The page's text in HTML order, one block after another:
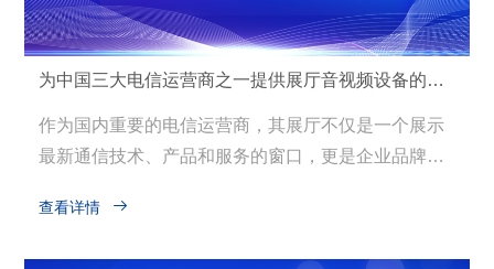
为中国三大电信运营商之一提供展厅音视频设备的维保服务
作为国内重要的电信运营商，其展厅不仅是一个展示
最新通信技术、产品和服务的窗口，更是企业品牌形
行业伙伴、媒体及普通公众，通过高科技互动体验向
查看详情 